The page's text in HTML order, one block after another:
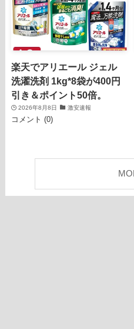
楽天でアリエール ジェル
洗濯洗剤 1kg*8袋が400円
引き＆ポイント50倍。
2026年8月8日 激安速報
コメント (0)